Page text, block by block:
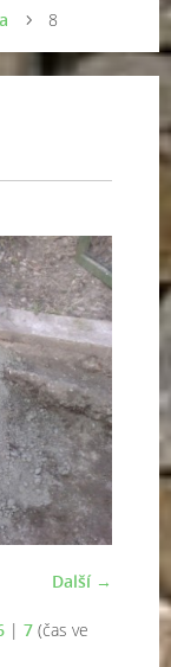
8
Další →
| 7 (čas ve